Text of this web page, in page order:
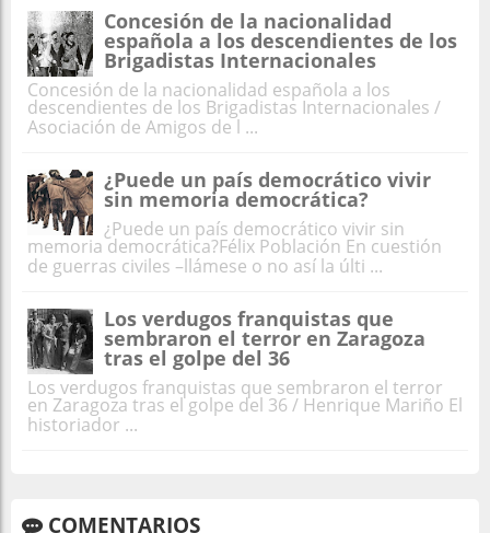
Concesión de la nacionalidad
española a los descendientes de los
Brigadistas Internacionales
Concesión de la nacionalidad española a los
descendientes de los Brigadistas Internacionales /
Asociación de Amigos de l ...
¿Puede un país democrático vivir
sin memoria democrática?
¿Puede un país democrático vivir sin
memoria democrática?Félix Población En cuestión
de guerras civiles –llámese o no así la últi ...
Los verdugos franquistas que
sembraron el terror en Zaragoza
tras el golpe del 36
Los verdugos franquistas que sembraron el terror
en Zaragoza tras el golpe del 36 / Henrique Mariño El
historiador ...
COMENTARIOS